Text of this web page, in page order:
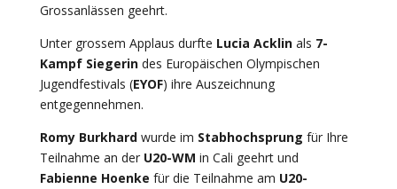
Grossanlässen geehrt.
Unter grossem Applaus durfte Lucia Acklin als 7-
Kampf Siegerin des Europäischen Olympischen
Jugendfestivals (EYOF) ihre Auszeichnung
entgegennehmen.
Romy Burkhard wurde im Stabhochsprung für Ihre
Teilnahme an der U20-WM in Cali geehrt und
Fabienne Hoenke für die Teilnahme am U20-